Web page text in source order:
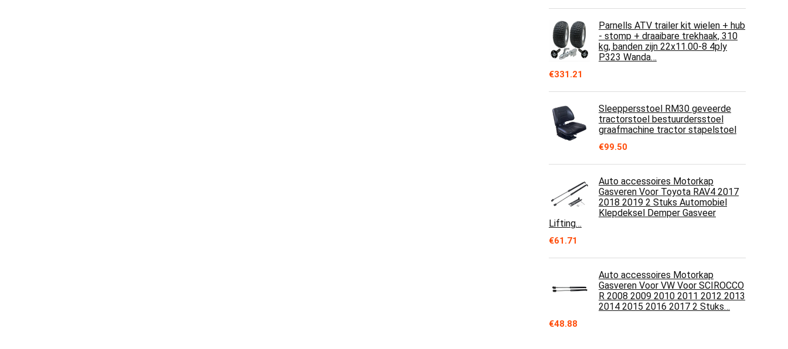
Parnells ATV trailer kit wielen + hub
- stomp + draaibare trekhaak, 310
kg, banden zijn 22x11.00-8 4ply
P323 Wanda…
€331.21
Sleeppersstoel RM30 geveerde
tractorstoel bestuurdersstoel
graafmachine tractor stapelstoel
€99.50
Auto accessoires Motorkap
Gasveren Voor Toyota RAV4 2017
2018 2019 2 Stuks Automobiel
Klepdeksel Demper Gasveer
Lifting…
€61.71
Auto accessoires Motorkap
Gasveren Voor VW Voor SCIROCCO
R 2008 2009 2010 2011 2012 2013
2014 2015 2016 2017 2 Stuks…
€48.88